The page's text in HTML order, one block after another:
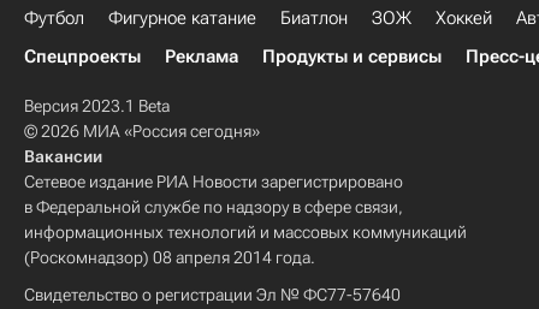
Футбол Фигурное катание Биатлон ЗОЖ Хоккей
Спецпроекты
Реклама Продукты и сервисы Пресс-
Версия 2023.1 Beta
© 2026 МИА «Россия сегодня»
Вакансии
Сетевое издание РИА Новости зарегистрировано
в Федеральной службе по надзору в сфере связи,
информационных технологий и массовых коммуникаций
(Роскомнадзор) 08 апреля 2014 года.
Свидетельство о регистрации Эл № ФС77-57640